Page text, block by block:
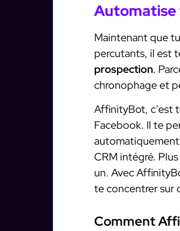
Maintenant que
percutants, il est
prospection.
chronophage et
AffinityBot, c’est
Facebook. Il te
CRM intégré.
un. Avec
te concentrer sur
Comment